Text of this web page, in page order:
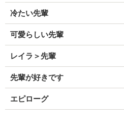
冷たい先輩
可愛らしい先輩
レイラ＞先輩
先輩が好きです
エピローグ